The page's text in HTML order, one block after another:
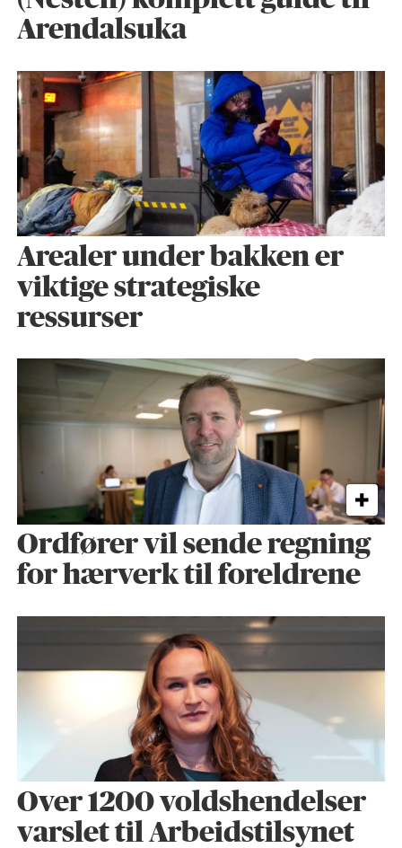
Arendalsuka
Arealer under bakken er
viktige strategiske
ressurser
Ordfører vil sende regning
for hærverk til foreldrene
Over 1200 voldshendelser
varslet til Arbeidstilsynet